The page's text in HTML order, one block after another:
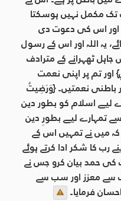
تک مکمل نہیں ہوسکتا
اس کی دعوت دی
یہ اللہ اور اس کے رسول
ٹھہرانے کے مترادف
تم پر اپنی نعمت
باطنی نعمتیں۔ {وَرَضِيتُ
لیے اسلام کو بطور دین
تمہارے لیے بطورِ دین
کہ میں نے تمہیں اس کے
رب کا شکر ادا کرتے ہوئے
کی حمد بیان کرو جس نے
معزز اور سب سے
فرمایا۔